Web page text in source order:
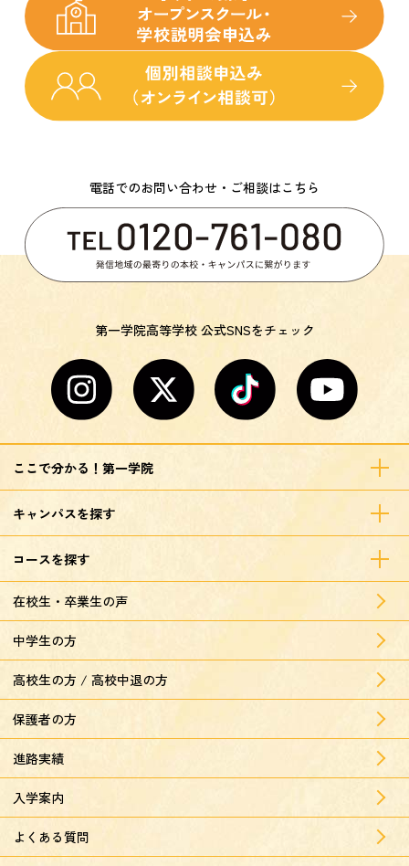
電話でのお問い合わせ・ご相談はこちら
第一学院高等学校 公式SNSをチェック
ここで分かる！第一学院
キャンパスを探す
コースを探す
在校生・卒業生の声
中学生の方
高校生の方 / 高校中退の方
保護者の方
進路実績
入学案内
よくある質問